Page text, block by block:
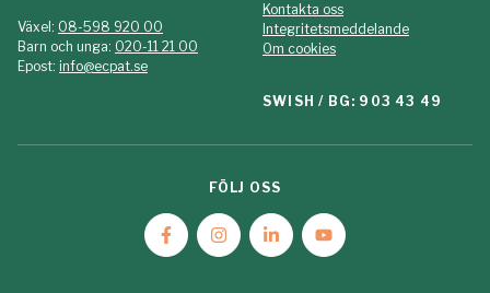
Växel: 08-598 920 00
Barn och unga: 020-11 21 00
Epost: info@ecpat.se
Kontakta oss
Integritetsmeddelande
Om cookies
SWISH / BG: 903 43 49
FÖLJ OSS